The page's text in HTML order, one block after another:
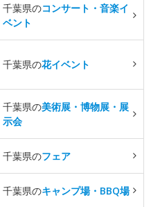
千葉県のコンサート・音楽イ
ベント
千葉県の花イベント
千葉県の美術展・博物展・展
示会
千葉県のフェア
千葉県のキャンプ場・BBQ場